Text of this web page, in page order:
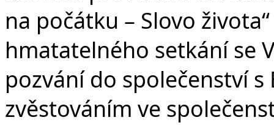
na počátku – Slovo
hmatatelného setkání se
pozvání do společenství
zvěstováním ve